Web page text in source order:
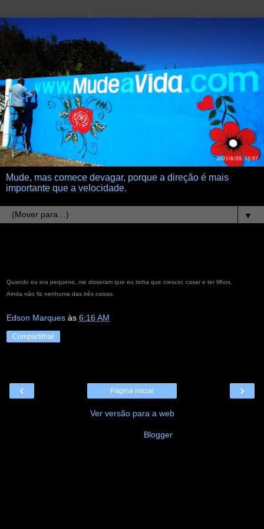
Mude, mas comece devagar, porque a direção é mais
importante que a velocidade.
▼
Quando eu era pequeno, me disseram que eu tinha que crescer, casar e ter filhos.
Ainda não fiz nenhuma das três coisas.
Edson Marques às 6:16 AM
Compartilhar
‹ ›
Página inicial
Ver versão para a web
Blogger.